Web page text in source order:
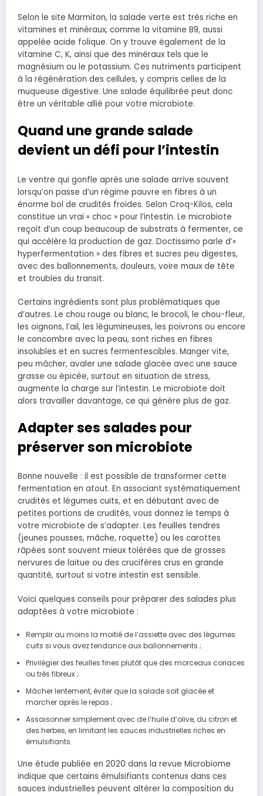
Selon le site Marmiton, la salade verte est très riche en
vitamines et minéraux, comme la vitamine B9, aussi
appelée acide folique. On y trouve également de la
vitamine C, K, ainsi que des minéraux tels que le
magnésium ou le potassium. Ces nutriments participent
à la régénération des cellules, y compris celles de la
muqueuse digestive. Une salade équilibrée peut donc
être un véritable allié pour votre microbiote.
Quand une grande salade
devient un défi pour l’intestin
Le ventre qui gonfle après une salade arrive souvent
lorsqu’on passe d’un régime pauvre en fibres à un
énorme bol de crudités froides. Selon Croq-Kilos, cela
constitue un vrai « choc » pour l’intestin. Le microbiote
reçoit d’un coup beaucoup de substrats à fermenter, ce
qui accélère la production de gaz. Doctissimo parle d’«
hyperfermentation » des fibres et sucres peu digestes,
avec des ballonnements, douleurs, voire maux de tête
et troubles du transit.
Certains ingrédients sont plus problématiques que
d’autres. Le chou rouge ou blanc, le brocoli, le chou-fleur,
les oignons, l’ail, les légumineuses, les poivrons ou encore
le concombre avec la peau, sont riches en fibres
insolubles et en sucres fermentescibles. Manger vite,
peu mâcher, avaler une salade glacée avec une sauce
grasse ou épicée, surtout en situation de stress,
augmente la charge sur l’intestin. Le microbiote doit
alors travailler davantage, ce qui génère plus de gaz.
Adapter ses salades pour
préserver son microbiote
Bonne nouvelle : il est possible de transformer cette
fermentation en atout. En associant systématiquement
crudités et légumes cuits, et en débutant avec de
petites portions de crudités, vous donnez le temps à
votre microbiote de s’adapter. Les feuilles tendres
(jeunes pousses, mâche, roquette) ou les carottes
râpées sont souvent mieux tolérées que de grosses
nervures de laitue ou des crucifères crus en grande
quantité, surtout si votre intestin est sensible.
Voici quelques conseils pour préparer des salades plus
adaptées à votre microbiote :
Remplir au moins la moitié de l’assiette avec des légumes
cuits si vous avez tendance aux ballonnements ;
Privilégier des feuilles fines plutôt que des morceaux coriaces
ou très fibreux ;
Mâcher lentement, éviter que la salade soit glacée et
marcher après le repas ;
Assaisonner simplement avec de l’huile d’olive, du citron et
des herbes, en limitant les sauces industrielles riches en
émulsifiants.
Une étude publiée en 2020 dans la revue Microbiome
indique que certains émulsifiants contenus dans ces
sauces industrielles peuvent altérer la composition du